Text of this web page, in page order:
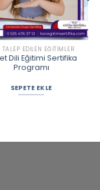
TALEP EDILEN EĞITIMLER
Dili Eğitimi Sertifika
Programı
SEPETE EKLE